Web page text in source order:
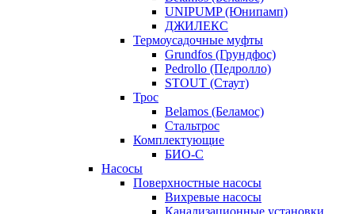
UNIPUMP (Юнипамп)
ДЖИЛЕКС
Термоусадочные муфты
Grundfos (Грундфос)
Pedrollo (Педролло)
STOUT (Стаут)
Трос
Belamos (Беламос)
Стальтрос
Комплектующие
БИО-С
Насосы
Поверхностные насосы
Вихревые насосы
Канализационные установки